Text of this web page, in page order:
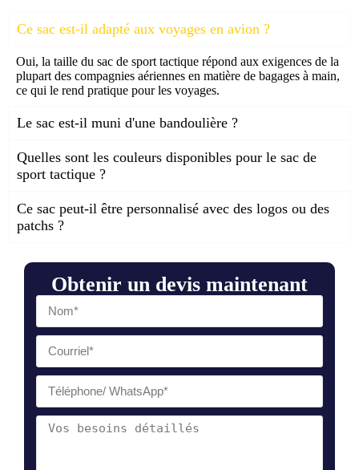
Obtenir un devis maintenant
Ce sac est-il adapté aux voyages en avion ?
Oui, la taille du sac de sport tactique répond aux exigences de la
plupart des compagnies aériennes en matière de bagages à main,
ce qui le rend pratique pour les voyages.
Le sac est-il muni d'une bandoulière ?
Quelles sont les couleurs disponibles pour le sac de
sport tactique ?
Ce sac peut-il être personnalisé avec des logos ou des
patchs ?